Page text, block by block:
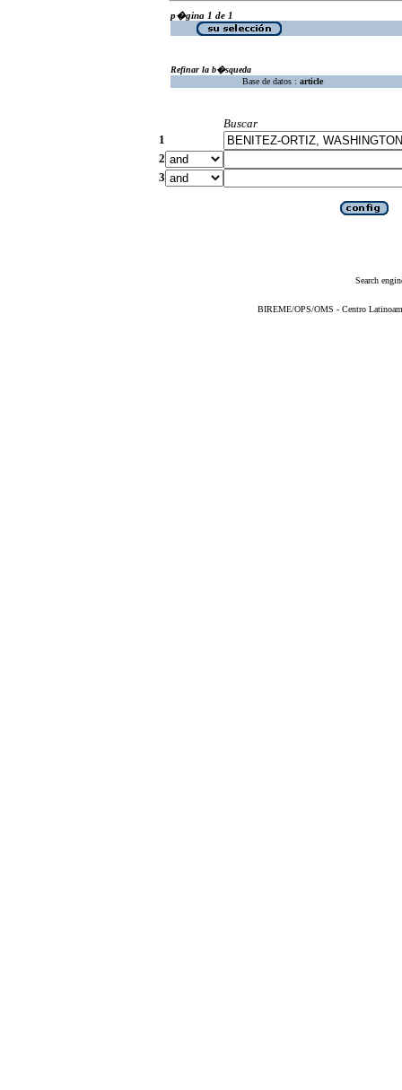
p�gina 1 de 1
Refinar la b�squeda
Base de datos : article
Buscar
1
2
3
Search
BIREME/OPS/OMS - Centro